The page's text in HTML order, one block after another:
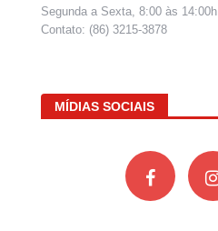
Segunda a Sexta, 8:00 às 14:00h
Contato: (86) 3215-3878
MÍDIAS SOCIAIS